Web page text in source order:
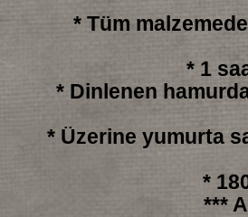
* Tüm
* 1
* Dinlenen
* Üzerine yumurta
*
***